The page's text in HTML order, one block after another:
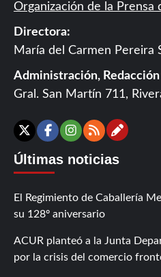
Organización de la Prensa
Directora:
María del Carmen Pereira
Administración, Redacción
Gral. San Martín 711,
X Facebook
Instagram
RSS
Últimas noticias
El Regimiento de Caballería
su 128º aniversario
ACUR planteó a la Junta
por la crisis del comercio